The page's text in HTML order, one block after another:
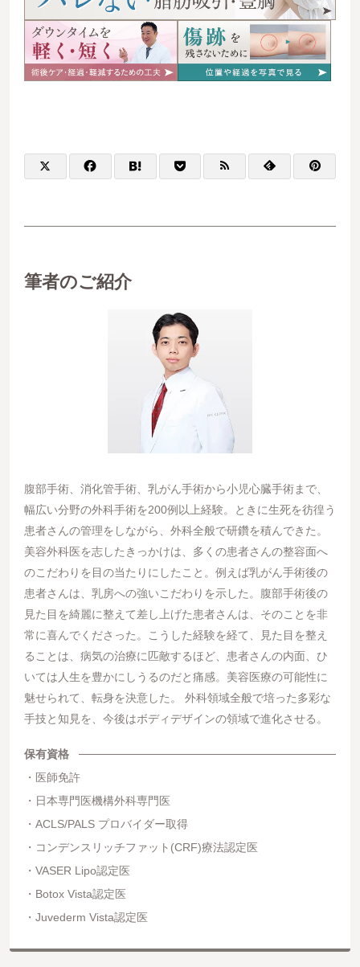
筆者のご紹介
腹部手術、消化管手術、乳がん手術から小児心臓手術まで、
幅広い分野の外科手術を200例以上経験。ときに生死を彷徨う
患者さんの管理をしながら、外科全般で研鑽を積んできた。
美容外科医を志したきっかけは、多くの患者さんの整容面へ
のこだわりを目の当たりにしたこと。例えば乳がん手術後の
患者さんは、乳房への強いこだわりを示した。腹部手術後の
見た目を綺麗に整えて差し上げた患者さんは、そのことを非
常に喜んでくださった。こうした経験を経て、見た目を整え
ることは、病気の治療に匹敵するほど、患者さんの内面、ひ
いては人生を豊かにしうるのだと痛感。美容医療の可能性に
魅せられて、転身を決意した。 外科領域全般で培った多彩な
手技と知見を、今後はボディデザインの領域で進化させる。
保有資格
医師免許
日本専門医機構外科専門医
ACLS/PALS プロバイダー取得
コンデンスリッチファット(CRF)療法認定医
VASER Lipo認定医
Botox Vista認定医
Juvederm Vista認定医